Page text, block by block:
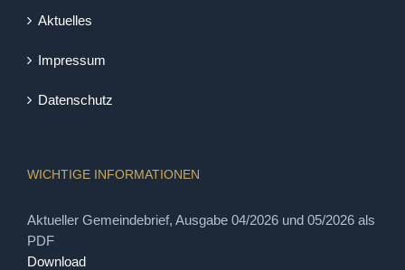
Aktuelles
Impressum
Datenschutz
WICHTIGE INFORMATIONEN
Aktueller Gemeindebrief, Ausgabe 04/2026 und 05/2026 als
PDF
Download